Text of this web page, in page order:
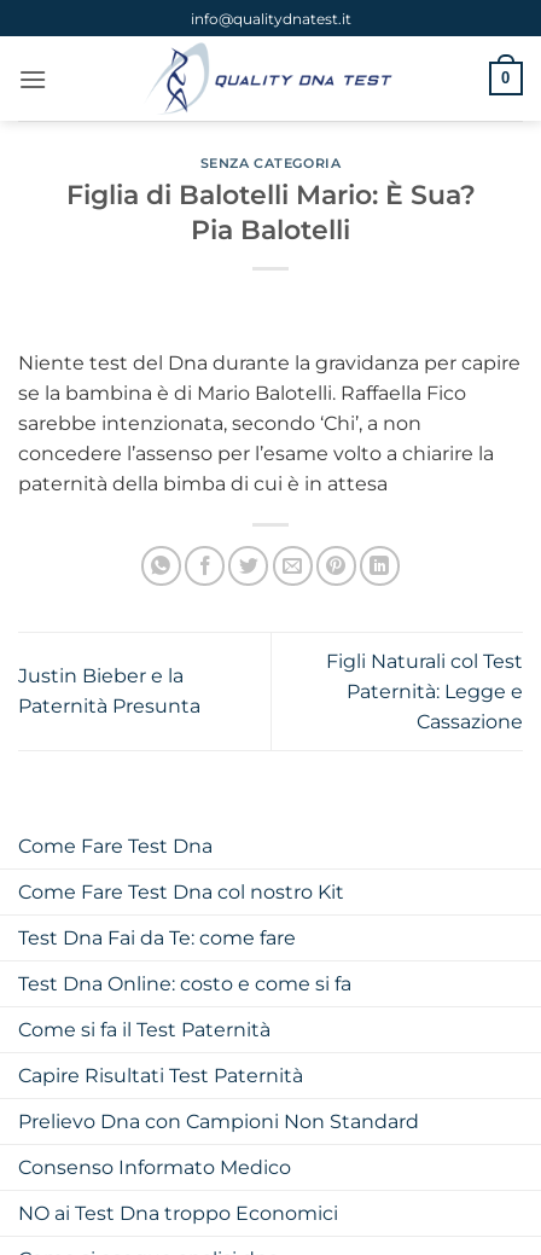
ai
contenuti
info@qualitydnatest.it
0
SENZA CATEGORIA
Figlia di Balotelli Mario: È Sua?
Pia Balotelli
Niente test del Dna durante la gravidanza per capire
se la bambina è di Mario Balotelli. Raffaella Fico
sarebbe intenzionata, secondo ‘Chi’, a non
concedere l’assenso per l’esame volto a chiarire la
paternità della bimba di cui è in attesa
Justin Bieber e la
Paternità Presunta
Figli Naturali col Test
Paternità: Legge e
Cassazione
Come Fare Test Dna
Come Fare Test Dna col nostro Kit
Test Dna Fai da Te: come fare
Test Dna Online: costo e come si fa
Come si fa il Test Paternità
Capire Risultati Test Paternità
Prelievo Dna con Campioni Non Standard
Consenso Informato Medico
NO ai Test Dna troppo Economici